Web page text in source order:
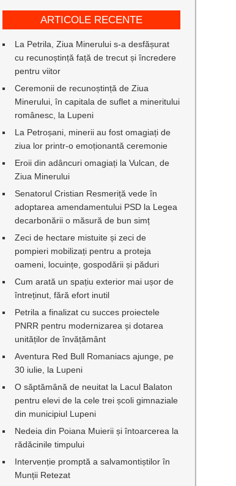
ARTICOLE RECENTE
La Petrila, Ziua Minerului s-a desfășurat
cu recunoștință față de trecut și încredere
pentru viitor
Ceremonii de recunoștință de Ziua
Minerului, în capitala de suflet a mineritului
românesc, la Lupeni
La Petroșani, minerii au fost omagiați de
ziua lor printr-o emoționantă ceremonie
Eroii din adâncuri omagiați la Vulcan, de
Ziua Minerului
Senatorul Cristian Resmeriță vede în
adoptarea amendamentului PSD la Legea
decarbonării o măsură de bun simț
Zeci de hectare mistuite și zeci de
pompieri mobilizați pentru a proteja
oameni, locuințe, gospodării și păduri
Cum arată un spațiu exterior mai ușor de
întreținut, fără efort inutil
Petrila a finalizat cu succes proiectele
PNRR pentru modernizarea și dotarea
unităților de învățământ
Aventura Red Bull Romaniacs ajunge, pe
30 iulie, la Lupeni
O săptămână de neuitat la Lacul Balaton
pentru elevi de la cele trei școli gimnaziale
din municipiul Lupeni
Nedeia din Poiana Muierii și întoarcerea la
rădăcinile timpului
Intervenție promptă a salvamontiștilor în
Munții Retezat